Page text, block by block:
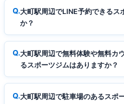
大町駅周辺でLINE予約できるス
か？
大町駅周辺で無料体験や無料カ
るスポーツジムはありますか？
大町駅周辺で駐車場のあるスポ